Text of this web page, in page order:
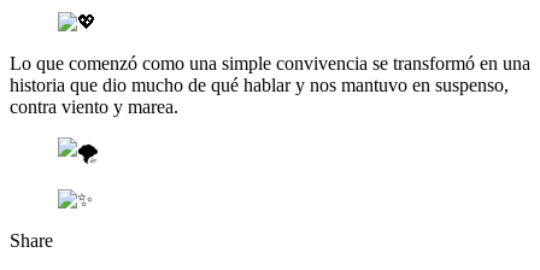
Lo que comenzó como una simple convivencia se transformó en una
historia que dio mucho de qué hablar y nos mantuvo en suspenso,
contra viento y marea.
Share